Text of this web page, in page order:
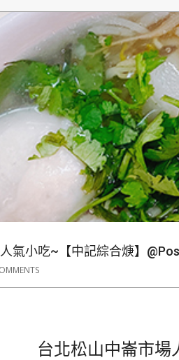
氣小吃~【中記綜合焿】
台北松山中崙市場